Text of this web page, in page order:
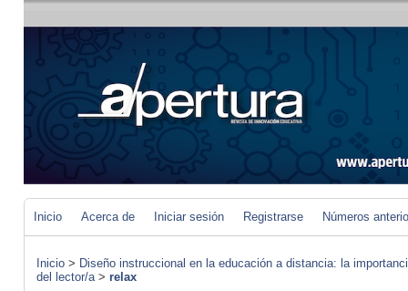
Inicio Acerca de Iniciar sesión Registrarse Números
Inicio > Diseño instruccional en la educación a distancia: la
del lector/a> relax